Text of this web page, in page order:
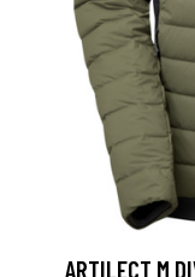
ARTILECT M